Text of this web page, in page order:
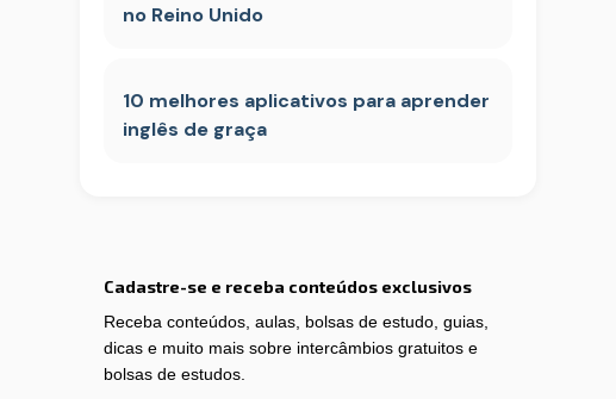
no Reino Unido
10 melhores aplicativos para aprender
inglês de graça
Cadastre-se e receba conteúdos exclusivos
Receba conteúdos, aulas, bolsas de estudo, guias,
dicas e muito mais sobre intercâmbios gratuitos e
bolsas de estudos.